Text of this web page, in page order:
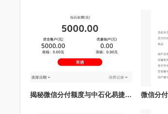
揭秘微信分付额度与中石化易捷加油的完美结合，秒提现让你掌控财务自由！